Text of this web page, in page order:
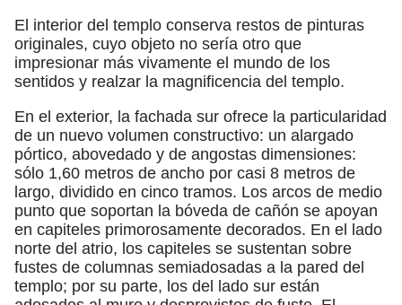
El interior del templo conserva restos de pinturas
originales, cuyo objeto no sería otro que
impresionar más vivamente el mundo de los
sentidos y realzar la magnificencia del templo.
En el exterior, la fachada sur ofrece la particularidad
de un nuevo volumen constructivo: un alargado
pórtico, abovedado y de angostas dimensiones:
sólo 1,60 metros de ancho por casi 8 metros de
largo, dividido en cinco tramos. Los arcos de medio
punto que soportan la bóveda de cañón se apoyan
en capiteles primorosamente decorados. En el lado
norte del atrio, los capiteles se sustentan sobre
fustes de columnas semiadosadas a la pared del
templo; por su parte, los del lado sur están